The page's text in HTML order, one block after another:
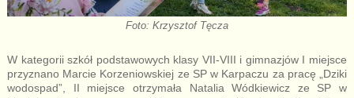
Foto: Krzysztof Tęcza
W kategorii szkół podstawowych klasy VII-VIII i gimnazjów I miejsce
przyznano Marcie Korzeniowskiej ze SP w Karpaczu za pracę „Dziki
wodospad”, II miejsce otrzymała Natalia Wódkiewicz ze SP w